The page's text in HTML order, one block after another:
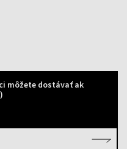
môžete dostávať ak